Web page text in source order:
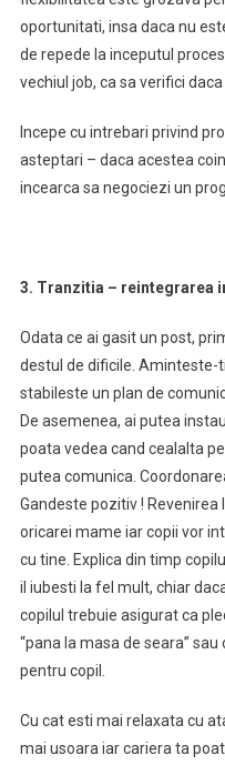
oportunitati, insa daca nu
de repede la inceputul
vechiul job, ca sa verifici
Incepe cu intrebari privind
asteptari – daca acestea
incearca sa negociezi un
3. Tranzitia – reintegrarea
Odata ce ai gasit un post,
destul de dificile. Aminteste-
stabileste un plan de
De asemenea, ai putea
poata vedea cand cealalta
putea comunica.
Gandeste pozitiv !
oricarei mame iar copii vor
cu tine. Explica din timp
il iubesti la fel mult, chiar
copilul trebuie asigurat ca
“pana la masa de seara”
pentru copil.
Cu cat esti mai relaxata cu
mai usoara iar cariera ta